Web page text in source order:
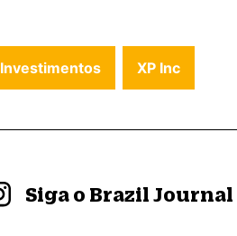
Investimentos XP Inc
Siga o Brazil